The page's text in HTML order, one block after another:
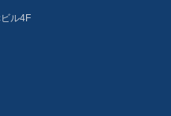
ル4F